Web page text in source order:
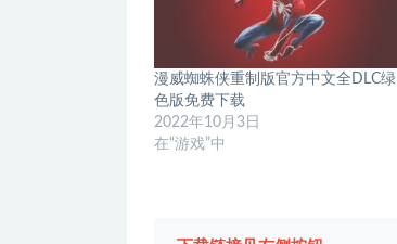
漫威蜘蛛侠重制版官方中文全DLC绿
色版免费下载
2022年10月3日
在“游戏”中